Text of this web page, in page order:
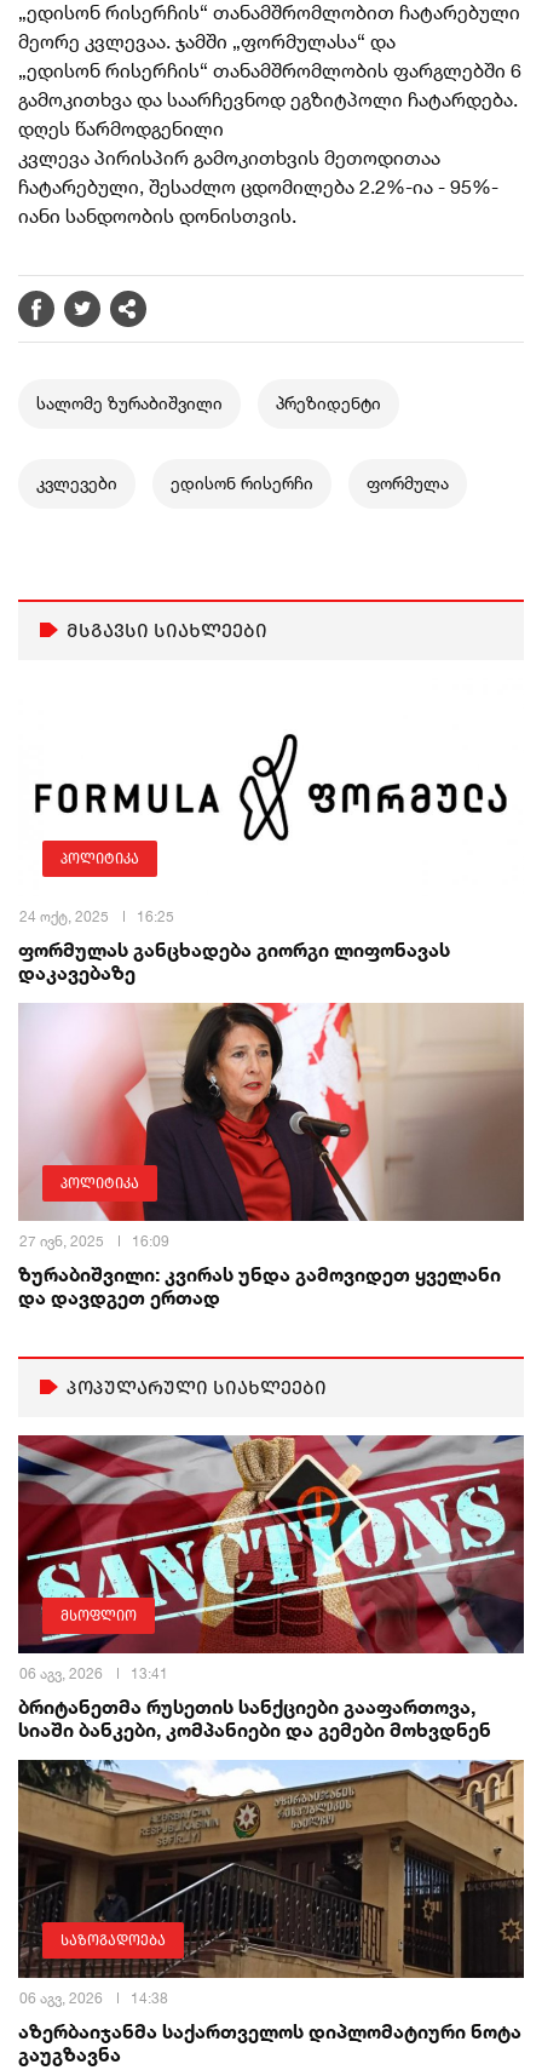
„ედისონ რისერჩის“ თანამშრომლობით ჩატარებული
მეორე კვლევაა. ჯამში „ფორმულასა“ და
„ედისონ რისერჩის“ თანამშრომლობის ფარგლებში 6
გამოკითხვა და საარჩევნოდ ეგზიტპოლი ჩატარდება.
დღეს წარმოდგენილი
კვლევა პირისპირ გამოკითხვის მეთოდითაა
ჩატარებული, შესაძლო ცდომილება 2.2%-ია - 95%-
იანი სანდოობის დონისთვის.
სალომე ზურაბიშვილი პრეზიდენტი
კვლევები ედისონ რისერჩი ფორმულა
მსგავსი სიახლეები
პოლიტიკა
24 ოქტ, 2025 16:25
ფორმულას განცხადება გიორგი ლიფონავას
დაკავებაზე
პოლიტიკა
27 ივნ, 2025 16:09
ზურაბიშვილი: კვირას უნდა გამოვიდეთ ყველანი
და დავდგეთ ერთად
პოპულარული სიახლეები
მსოფლიო
06 აგვ, 2026 13:41
ბრიტანეთმა რუსეთის სანქციები გააფართოვა,
სიაში ბანკები, კომპანიები და გემები მოხვდნენ
საზოგადოება
06 აგვ, 2026 14:38
აზერბაიჯანმა საქართველოს დიპლომატიური ნოტა
გაუგზავნა